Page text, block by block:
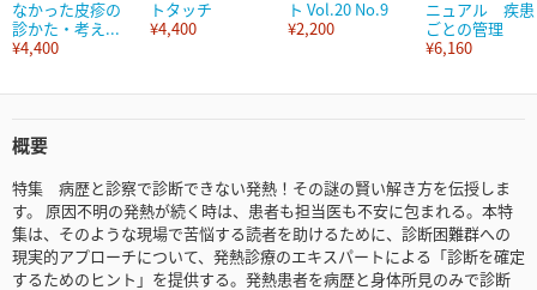
なかった皮疹の
診かた・考え...
¥4,400
トタッチ
¥4,400
ト Vol.20 No.9
¥2,200
ニュアル 疾患
ごとの管理
¥6,160
概要
特集 病歴と診察で診断できない発熱！その謎の賢い解き方を伝授しま
す。 原因不明の発熱が続く時は、患者も担当医も不安に包まれる。本特
集は、そのような現場で苦悩する読者を助けるために、診断困難群への
現実的アプローチについて、発熱診療のエキスパートによる「診断を確定
するためのヒント」を提供する。発熱患者を病歴と身体所見のみで診断